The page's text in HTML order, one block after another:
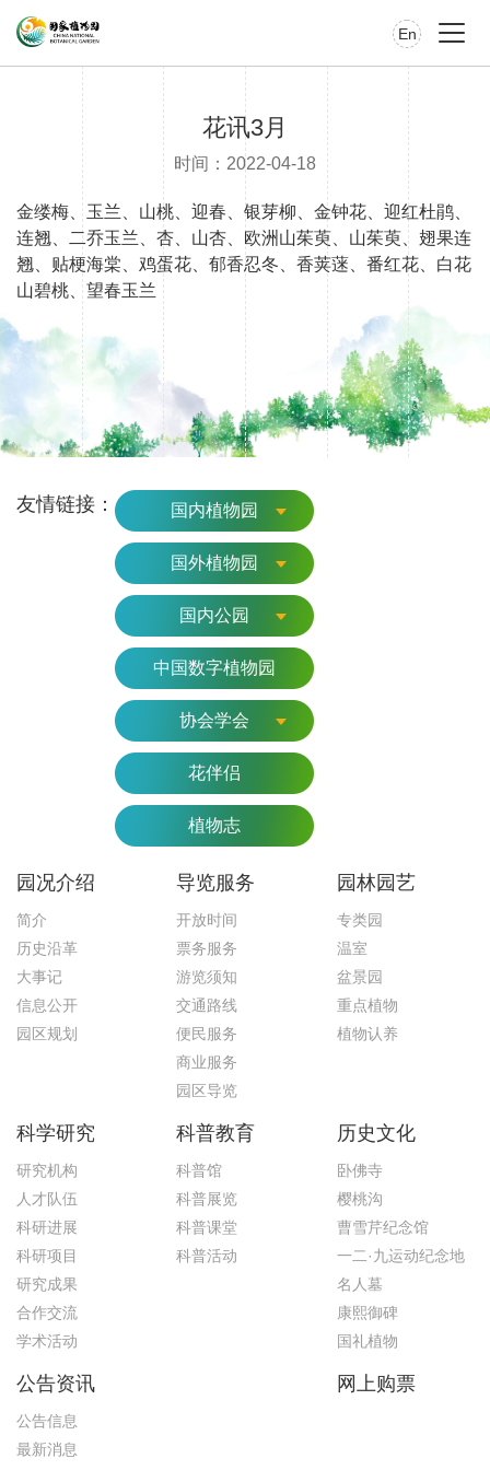
En
花讯3月
时间：2022-04-18
金缕梅、玉兰、山桃、迎春、银芽柳、金钟花、迎红杜鹃、
连翘、二乔玉兰、杏、山杏、欧洲山茱萸、山茱萸、翅果连
翘、贴梗海棠、鸡蛋花、郁香忍冬、香荚蒾、番红花、白花
山碧桃、望春玉兰
友情链接： 国内植物园
国外植物园
国内公园
中国数字植物园
协会学会
花伴侣
植物志
园况介绍
简介
历史沿革
大事记
信息公开
园区规划
导览服务
开放时间
票务服务
游览须知
交通路线
便民服务
商业服务
园区导览
园林园艺
专类园
温室
盆景园
重点植物
植物认养
科学研究
研究机构
人才队伍
科研进展
科研项目
研究成果
合作交流
学术活动
科普教育
科普馆
科普展览
科普课堂
科普活动
历史文化
卧佛寺
樱桃沟
曹雪芹纪念馆
一二·九运动纪念地
名人墓
康熙御碑
国礼植物
公告资讯
公告信息
最新消息
网上购票